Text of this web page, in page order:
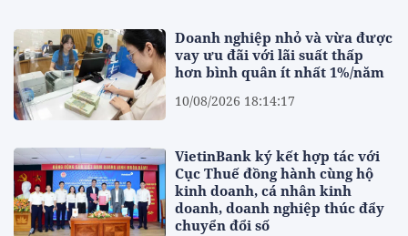
Doanh nghiệp nhỏ và vừa được
vay ưu đãi với lãi suất thấp
hơn bình quân ít nhất 1%/năm
10/08/2026 18:14:17
VietinBank ký kết hợp tác với
Cục Thuế đồng hành cùng hộ
kinh doanh, cá nhân kinh
doanh, doanh nghiệp thúc đẩy
chuyển đổi số